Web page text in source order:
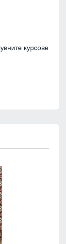
курсове